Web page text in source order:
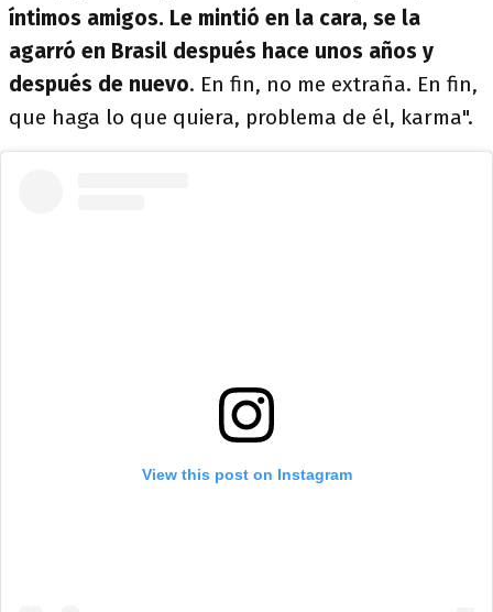
íntimos amigos. Le mintió en la cara, se la
agarró en Brasil después hace unos años y
después de nuevo. En fin, no me extraña. En fin,
que haga lo que quiera, problema de él, karma".
View this post on Instagram